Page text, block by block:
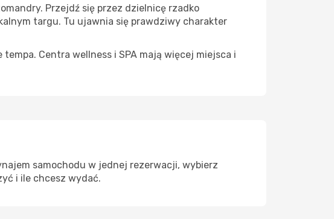
Przejdź się przez dzielnicę rzadko
targu. Tu ujawnia się prawdziwy charakter
Centra wellness i SPA mają więcej miejsca i
samochodu w jednej rezerwacji, wybierz
i ile chcesz wydać.